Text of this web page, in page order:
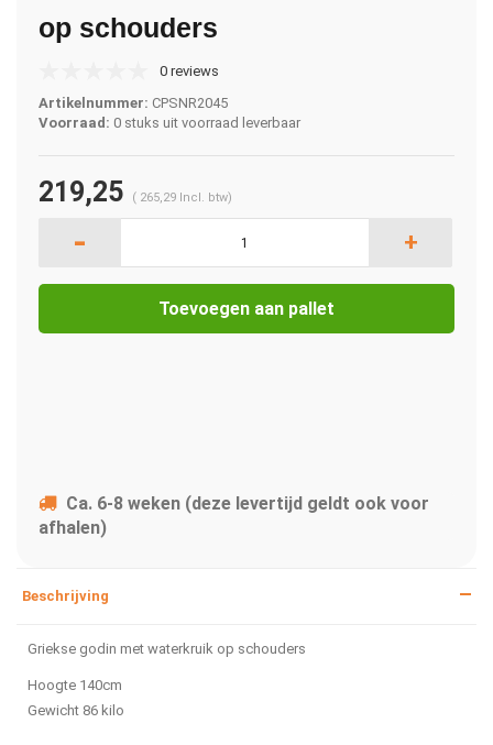
op schouders
0 reviews
Artikelnummer: CPSNR2045
Voorraad: 0 stuks uit voorraad leverbaar
219,25 ( 265,29 Incl. btw)
- +
Toevoegen aan pallet
Ca. 6-8 weken (deze levertijd geldt ook voor
afhalen)
Beschrijving
Griekse godin met waterkruik op schouders
Hoogte 140cm
Gewicht 86 kilo